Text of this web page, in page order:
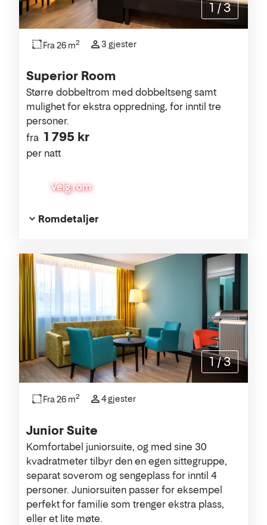
Superior Room
fra 1 795 kr
per natt
Større dobbeltrom med dobbeltseng samt
mulighet for ekstra oppredning, for inntil tre
personer.
Velg rom
Fra 26 m2 3 gjester
Romdetaljer
1 /3
Junior Suite
Komfortabel juniorsuite, og med sine 30
kvadratmeter tilbyr den en egen sittegruppe,
separat soverom og sengeplass for inntil 4
personer. Juniorsuiten passer for eksempel
perfekt for familie som trenger ekstra plass,
eller et lite møte.
Fra 26 m2 4 gjester
1 /3